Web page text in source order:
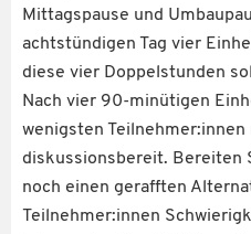
Mittagspause und
achtstündigen Tag vier
diese vier Doppelstunden
Nach vier 90-minütigen
wenigsten Teilnehmer:innen
diskussionsbereit. Bereiten
noch einen gerafften
Teilnehmer:innen